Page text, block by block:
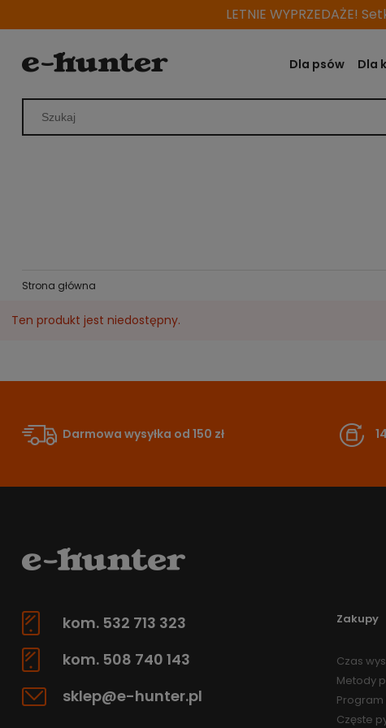
LETNIE WYPRZEDAŻE!
Dla psów Dla
Strona główna
Ten produkt jest niedostępny.
Darmowa wysyłka od 150 zł
kom. 532 713 323
kom. 508 740 143
sklep@e-hunter.pl
Zakupy
Czas
Metody
Częste